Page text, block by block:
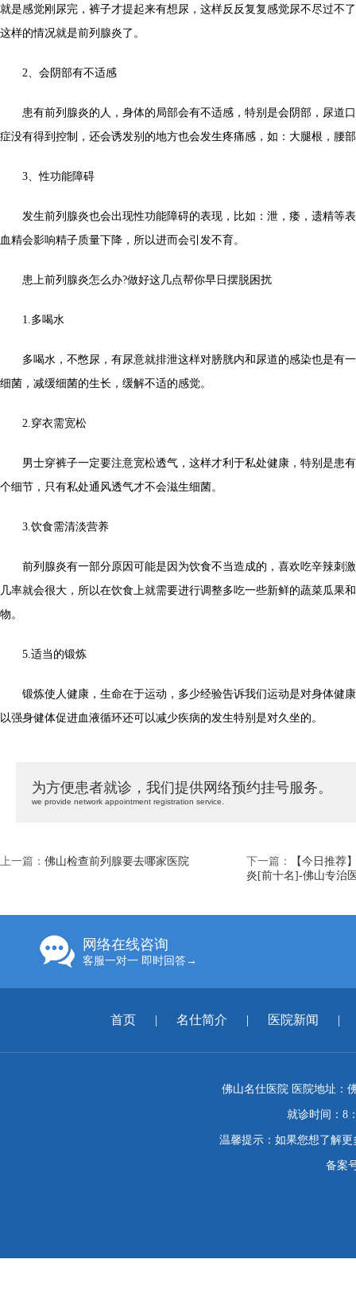
就是感觉刚尿完，裤子才提起来有想尿，这样反反复复感觉尿不尽过不
这样的情况就是前列腺炎了。
2、会阴部有不适感
患有前列腺炎的人，身体的局部会有不适感，特别是会阴部，尿道
症没有得到控制，还会诱发别的地方也会发生疼痛感，如：大腿根，腰
3、性功能障碍
发生前列腺炎也会出现性功能障碍的表现，比如：泄，痿，遗精等
血精会影响精子质量下降，所以进而会引发不育。
患上前列腺炎怎么办?做好这几点帮你早日摆脱困扰
1.多喝水
多喝水，不憋尿，有尿意就排泄这样对膀胱内和尿道的感染也是有
细菌，减缓细菌的生长，缓解不适的感觉。
2.穿衣需宽松
男士穿裤子一定要注意宽松透气，这样才利于私处健康，特别是患
个细节，只有私处通风透气才不会滋生细菌。
3.饮食需清淡营养
前列腺炎有一部分原因可能是因为饮食不当造成的，喜欢吃辛辣刺
几率就会很大，所以在饮食上就需要进行调整多吃一些新鲜的蔬菜瓜果
物。
5.适当的锻炼
锻炼使人健康，生命在于运动，多少经验告诉我们运动是对身体健
以强身健体促进血液循环还可以减少疾病的发生特别是对久坐的。
为方便患者就诊，我们提供网络预约挂号服务。
we provide network appointment registration service.
上一篇： 佛山检查前列腺要去哪家医院 下一篇：
【今日推荐
炎[前十名]-佛山专治
网络在线咨询
客服一对一 即时回答→
首页 | 名仕简介 | 医院新闻 |
佛山名仕医院 医院地址：
就诊时间：8
温馨提示：如果您想了解
备案